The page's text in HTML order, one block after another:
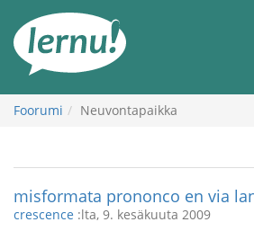
sisältöön
Foorumi Neuvontapaikka
misformata prononco en via
crescence :lta, 9. kesäkuuta 2009